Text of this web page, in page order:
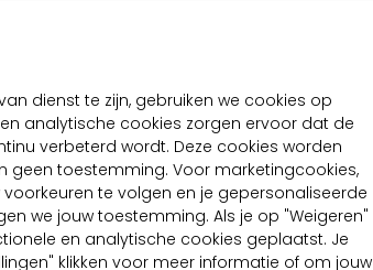
dienst te zijn, gebruiken we cookies op
analytische cookies zorgen ervoor dat de
verbeterd wordt. Deze cookies worden
geen toestemming. Voor marketingcookies,
te volgen en je gepersonaliseerde
we jouw toestemming. Als je op "Weigeren"
en analytische cookies geplaatst. Je
klikken voor meer informatie of om jouw